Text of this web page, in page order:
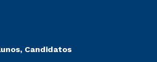
Candidatos